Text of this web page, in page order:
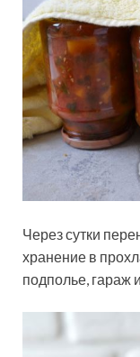
Через сутки
хранение в
подполье, гараж